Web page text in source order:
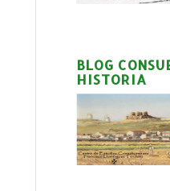
BLOG
HISTORIA